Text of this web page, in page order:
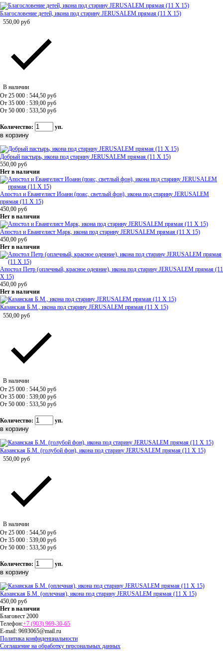
Благословение детей, икона под старину JERUSALEM прямая (11 Х 15)
550,00 руб
В наличии
От 25 000 : 544,50 руб
От 35 000 : 539,00 руб
От 50 000 : 533,50 руб
Количество: уп.
Добрый пастырь, икона под старину JERUSALEM прямая (11 Х 15)
550,00 руб
Нет в наличии
Апостол и Евангелист Иоанн (пояс, светлый фон), икона под старину JERUSALEM
прямая (11 Х 15)
450,00 руб
Нет в наличии
Апостол и Евангелист Марк, икона под старину JERUSALEM прямая (11 Х 15)
450,00 руб
Нет в наличии
Апостол Петр (оплечный, красное одеяние), икона под старину JERUSALEM прямая (11
Х 15)
450,00 руб
Нет в наличии
Казанская Б.М., икона под старину JERUSALEM прямая (11 Х 15)
550,00 руб
В наличии
От 25 000 : 544,50 руб
От 35 000 : 539,00 руб
От 50 000 : 533,50 руб
Количество: уп.
Казанская Б.М. (голубой фон), икона под старину JERUSALEM прямая (11 Х 15)
550,00 руб
В наличии
От 25 000 : 544,50 руб
От 35 000 : 539,00 руб
От 50 000 : 533,50 руб
Количество: уп.
Казанская Б.М. (оплечная), икона под старину JERUSALEM прямая (11 Х 15)
450,00 руб
Нет в наличии
Благовест 2000
Телефон:+7 (903) 969-30-65
E-mail: 9693065@mail.ru
Политика конфиденциальности
Соглашение на обработку персональных данных